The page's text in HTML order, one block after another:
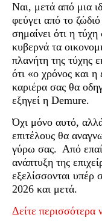
Ναι, μετά από μια
φεύγει από το
σημαίνει ότι η
κυβερνά τα
πλανήτη της τύχης
ότι «ο χρόνος και η
καριέρα σας θα
εξηγεί η Demure.
Όχι μόνο αυτό,
επιτέλους θα
γύρω σας. Από
ανάπτυξη της
εξελίσσονται υπέρ
2026 και μετά.
Δείτε